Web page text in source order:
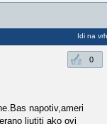
Idi na vrh
0
napotiv,ameri
ljutiti ako ovi